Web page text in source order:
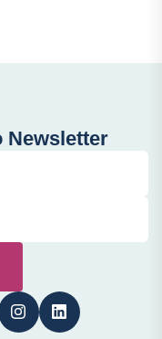
Newsletter